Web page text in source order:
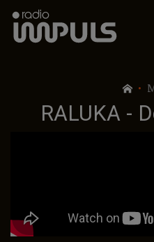
Radio Impuls
RALUKA -